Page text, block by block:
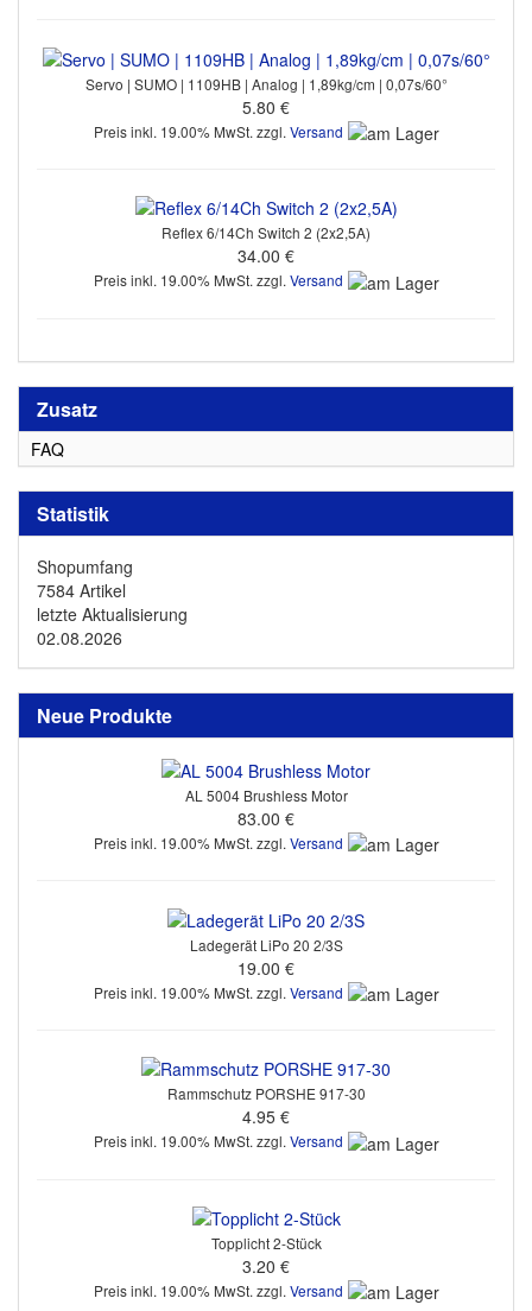
Servo | SUMO | 1109HB | Analog | 1,89kg/cm | 0,07s/60°
5.80 €
Preis inkl. 19.00% MwSt. zzgl. Versand
Reflex 6/14Ch Switch 2 (2x2,5A)
34.00 €
Preis inkl. 19.00% MwSt. zzgl. Versand
Zusatz
FAQ
Statistik
Shopumfang
7584 Artikel
letzte Aktualisierung
02.08.2026
Neue Produkte
AL 5004 Brushless Motor
83.00 €
Preis inkl. 19.00% MwSt. zzgl. Versand
Ladegerät LiPo 20 2/3S
19.00 €
Preis inkl. 19.00% MwSt. zzgl. Versand
Rammschutz PORSHE 917-30
4.95 €
Preis inkl. 19.00% MwSt. zzgl. Versand
Topplicht 2-Stück
3.20 €
Preis inkl. 19.00% MwSt. zzgl. Versand